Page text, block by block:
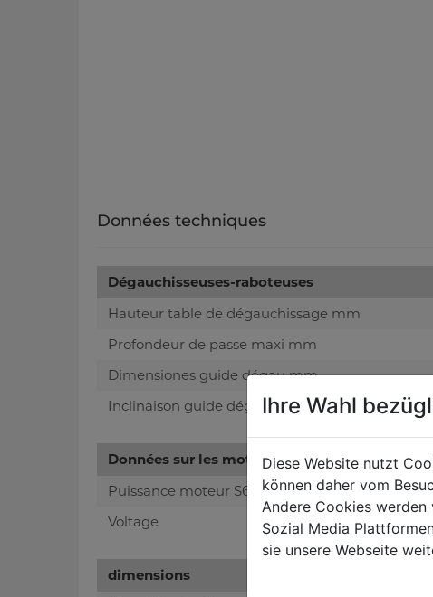
Données techniques
Dégauchisseuses-raboteuses
Hauteur table de dégauchissage mm
Profondeur de passe maxi mm
Dimensiones guide dégau mm
Inclinaison guide dégau
Données sur les moteurs
Puissance moteur S6 W
Voltage
dimensions
Ihre Wahl
Diese Website nutzt
können daher vom
Andere Cookies
Sozial Media
sie unsere Webseite